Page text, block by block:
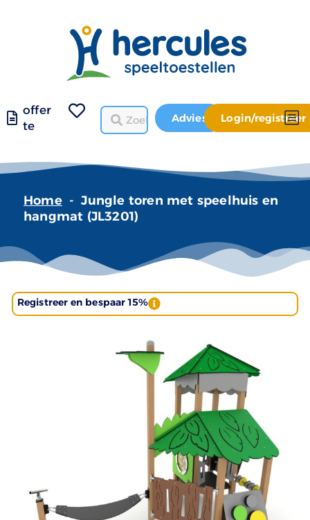
offer
te
Advies Login/registreer
Home - Jungle toren met speelhuis en
hangmat (JL3201)
Registreer en bespaar 15%